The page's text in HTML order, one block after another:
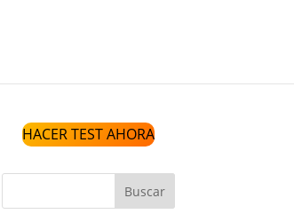
HACER TEST AHORA
Buscar